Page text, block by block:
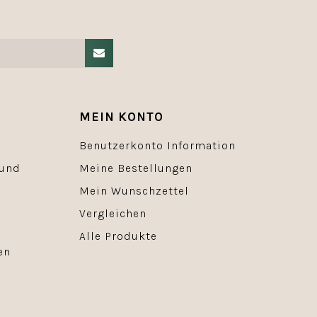
MEIN KONTO
Benutzerkonto Information
Meine Bestellungen
Mein Wunschzettel
Vergleichen
Alle Produkte